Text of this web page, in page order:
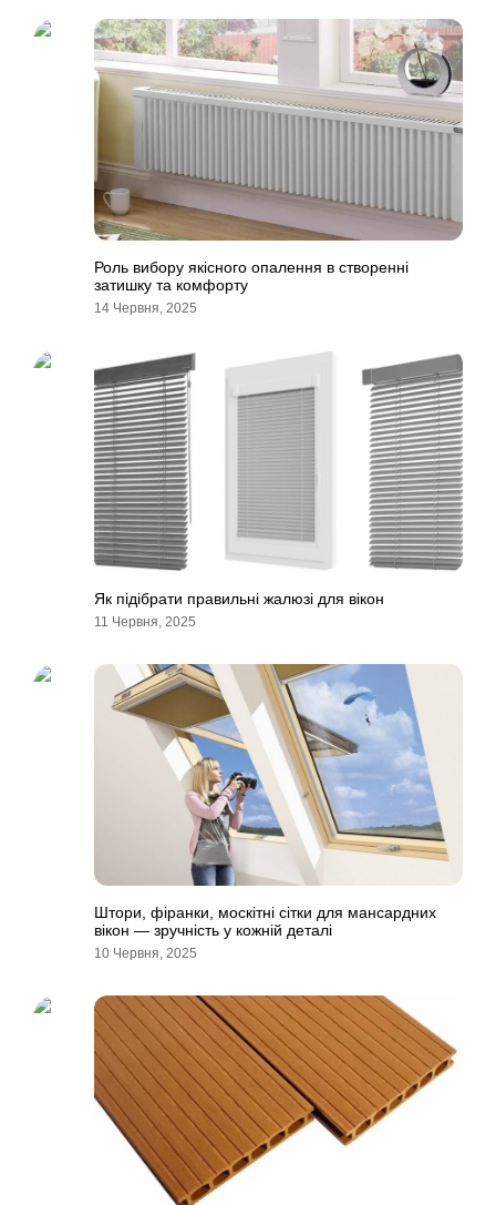
Роль вибору якісного опалення в створенні
затишку та комфорту
14 Червня, 2025
Як підібрати правильні жалюзі для вікон
11 Червня, 2025
Штори, фіранки, москітні сітки для мансардних
вікон — зручність у кожній деталі
10 Червня, 2025